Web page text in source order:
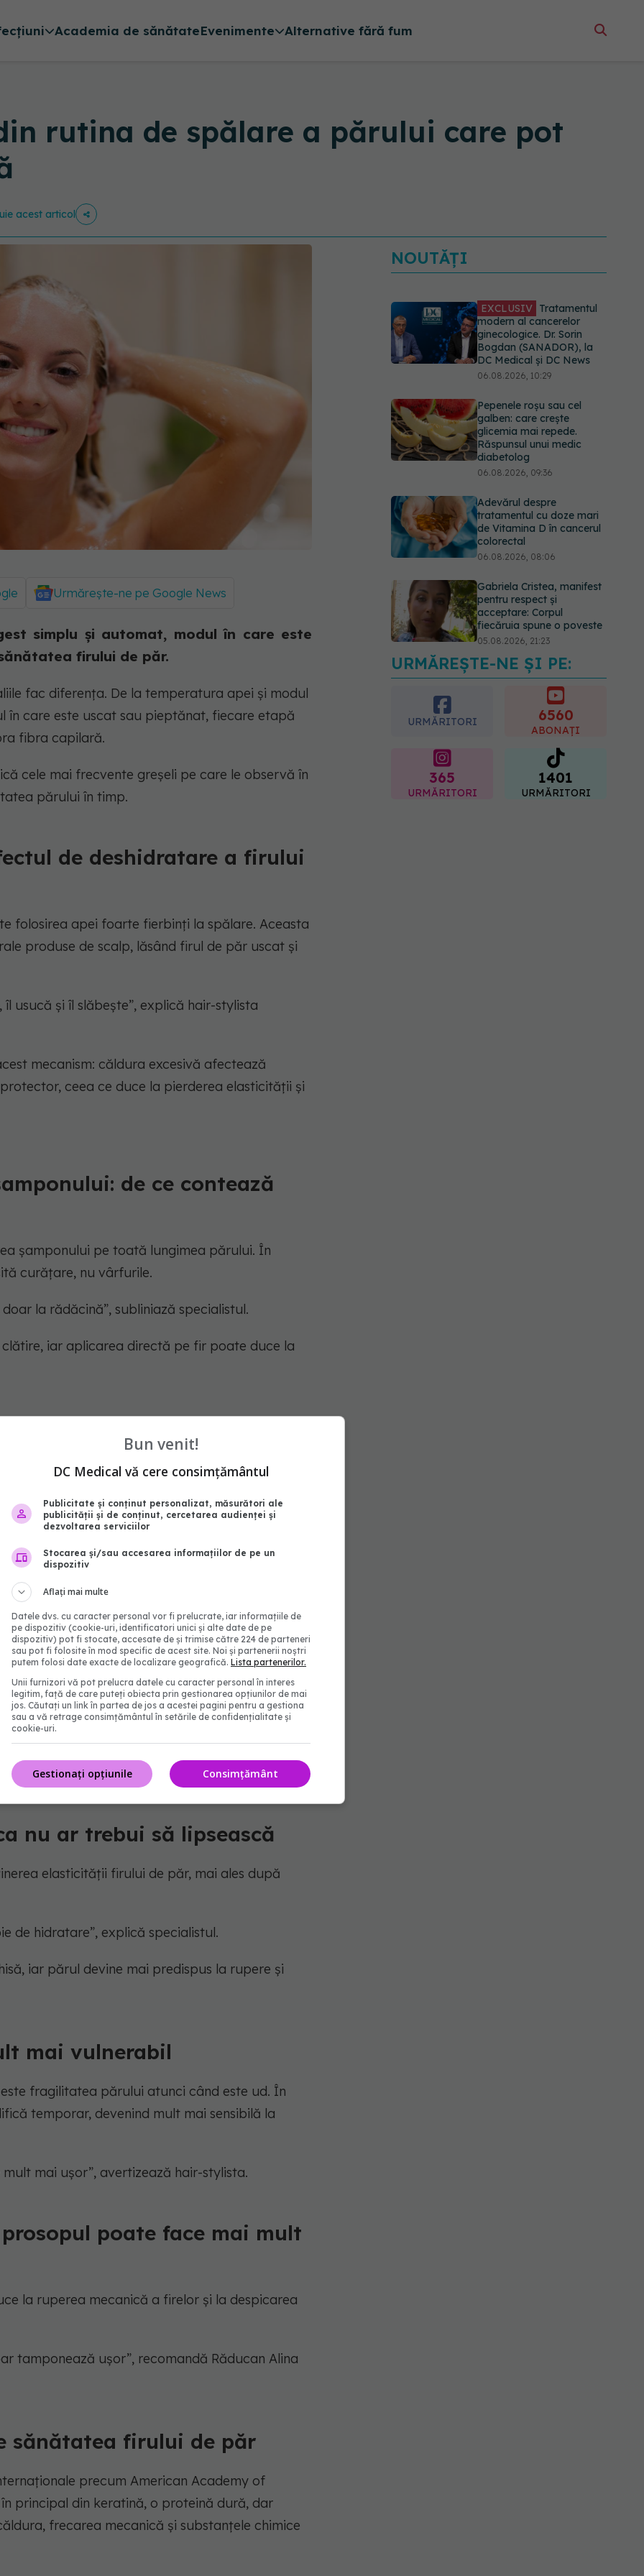
Academia de sănătateEvenimente Alternative fără fum
rutina de spălare a părului care pot
acest articol
Urmărește-ne pe Google News
simplu și automat, modul în care este
firului de păr.
fac diferența. De la temperatura apei și modul
în care este uscat sau pieptănat, fiecare etapă
fibra capilară.
cele mai frecvente greșeli pe care le observă în
părului în timp.
de deshidratare a firului
folosirea apei foarte fierbinți la spălare. Aceasta
produse de scalp, lăsând firul de păr uscat și
usucă și îl slăbește”, explică hair-stylista
mecanism: căldura excesivă afectează
ceea ce duce la pierderea elasticității și
de ce contează
șamponului pe toată lungimea părului. În
curățare, nu vârfurile.
la rădăcină”, subliniază specialistul.
iar aplicarea directă pe fir poate duce la
și riscul de deteriorare
cu o frecare intensă a scalpului, însă acest
firele”, avertizează Răducan Alina Maria.
o zonă sensibilă, iar stimularea excesivă poate
firului de păr
sau mască nu înseamnă un păr mai curat
la îngreunarea și lipsa de volum.
părul”, este una dintre recomandările esențiale.
nu ar trebui să lipsească
elasticității firului de păr, mai ales după
de hidratare”, explică specialistul.
iar părul devine mai predispus la rupere și
mai vulnerabil
fragilitatea părului atunci când este ud. În
temporar, devenind mult mai sensibilă la
mai ușor”, avertizează hair-stylista.
poate face mai mult
la ruperea mecanică a firelor și la despicarea
tamponează ușor”, recomandă Răducan Alina
sănătatea firului de păr
precum American Academy of
principal din keratină, o proteină dură, dar
frecarea mecanică și substanțele chimice
NOUTĂȚI
EXCLUSIV Tratamentul
modern al cancerelor
ginecologice. Dr. Sorin
Bogdan (SANADOR), la
DC Medical și DC News
06.08.2026, 10:29
Pepenele roșu sau cel
galben: care crește
glicemia mai repede.
Răspunsul unui medic
diabetolog
06.08.2026, 09:36
Adevărul despre
tratamentul cu doze mari
de Vitamina D în cancerul
colorectal
06.08.2026, 08:06
Gabriela Cristea, manifest
pentru respect și
acceptare: Corpul
fiecăruia spune o poveste
05.08.2026, 21:23
Medicii de la Fundeni
demontează unul dintre
cele mai răspândite mituri
despre diabet
06.08.2026, 11:52
URMĂREȘTE-NE ȘI PE:
URMĂRITORI 6560
ABONAȚI
365
URMĂRITORI
1401
URMĂRITORI
Bun venit!
DC Medical vă cere consimțământul
Publicitate și conținut personalizat, măsurători ale
publicității și de conținut, cercetarea audienței și
dezvoltarea serviciilor
Stocarea și/sau accesarea informațiilor de pe un
dispozitiv
Aflați mai multe
Datele dvs. cu caracter personal vor fi prelucrate, iar informațiile de
pe dispozitiv (cookie-uri, identificatori unici și alte date de pe
dispozitiv) pot fi stocate, accesate de și trimise către 224 de parteneri
sau pot fi folosite în mod specific de acest site. Noi și partenerii noștri
putem folosi date exacte de localizare geografică. Lista partenerilor.
Unii furnizori vă pot prelucra datele cu caracter personal în interes
legitim, față de care puteți obiecta prin gestionarea opțiunilor de mai
jos. Căutați un link în partea de jos a acestei pagini pentru a gestiona
sau a vă retrage consimțământul în setările de confidențialitate și
cookie-uri.
Consimțământ
Gestionați opțiunile